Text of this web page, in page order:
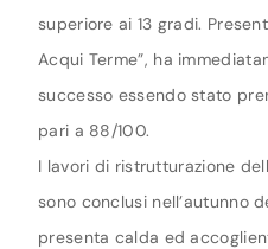
superiore ai 13 gradi.
Acqui Terme”, ha
successo essendo stato
pari a 88/100.
I lavori di ristrutturazione
sono conclusi nell’autunno
presenta calda ed